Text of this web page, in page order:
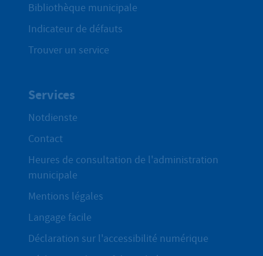
Bibliothèque municipale
Indicateur de défauts
Trouver un service
Services
Notdienste
Contact
Heures de consultation de l'administration
municipale
Mentions légales
Langage facile
Déclaration sur l'accessibilité numérique